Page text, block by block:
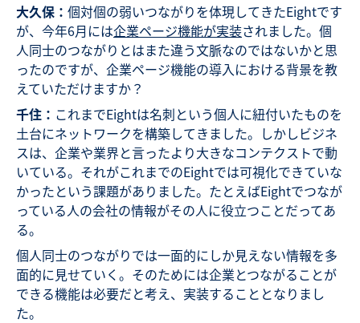
大久保： 個対個の弱いつながりを体現してきたEightです
が、今年6月には企業ページ機能が実装されました。個
人同士のつながりとはまた違う文脈なのではないかと思
ったのですが、企業ページ機能の導入における背景を教
えていただけますか？
千住： これまでEightは名刺という個人に紐付いたものを
土台にネットワークを構築してきました。しかしビジネ
スは、企業や業界と言ったより大きなコンテクストで動
いている。それがこれまでのEightでは可視化できていな
かったという課題がありました。たとえばEightでつなが
っている人の会社の情報がその人に役立つことだってあ
る。
個人同士のつながりでは一面的にしか見えない情報を多
面的に見せていく。そのためには企業とつながることが
できる機能は必要だと考え、実装することとなりまし
た。